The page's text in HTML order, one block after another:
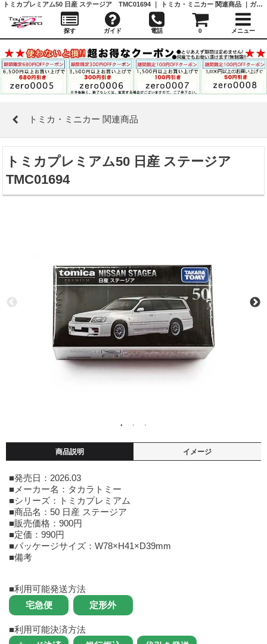
トミカ・ミニカー 関連商品
トミカプレミアム50 日産 ステージア
TMC01694
商品説明 イメージ
■発売日：2026.03
■メーカー名：タカラトミー
■シリーズ：トミカプレミアム
■商品名：50 日産 ステージア
■販売価格：900円
■定価：990円
■パッケージサイズ：W78×H41×D39mm
■備考
■利用可能発送方法
■利用可能決済方法
トミカプレミアム50 日産 ステージア TMC01694 ｜ トミカ・ミニカー 関連商品 ｜ガシャポン,フィギュア,トミカ,食玩,販売,通販,大阪,日本橋, 『Toy's Zero』 トイズゼロ
探す ガイド 電話 0 メニュー